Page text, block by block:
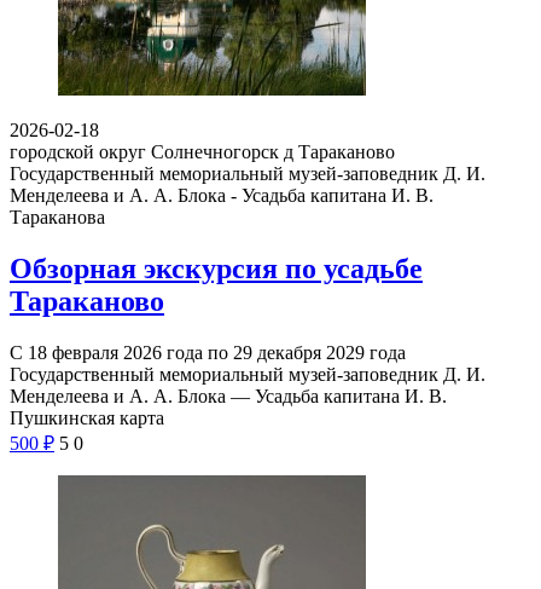
2026-02-18
городской округ Солнечногорск д Тараканово
Государственный мемориальный музей-заповедник Д. И.
Менделеева и А. А. Блока - Усадьба капитана И. В.
Тараканова
Обзорная экскурсия по усадьбе
Тараканово
С 18 февраля 2026 года по 29 декабря 2029 года
Государственный мемориальный музей-заповедник Д. И.
Менделеева и А. А. Блока — Усадьба капитана И. В.
Пушкинская карта
500 ₽ 5 0